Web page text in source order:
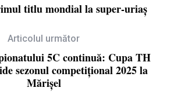
titlu mondial la super-uriaș
Articolul următor
5C continuă: Cupa TH
sezonul competițional 2025 la
Mărișel